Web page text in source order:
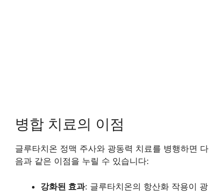
병합 치료의 이점
글루타치온 정맥 주사와 광동력 치료를 병행하면 다
음과 같은 이점을 누릴 수 있습니다:
강화된 효과: 글루타치온의 항산화 작용이 광